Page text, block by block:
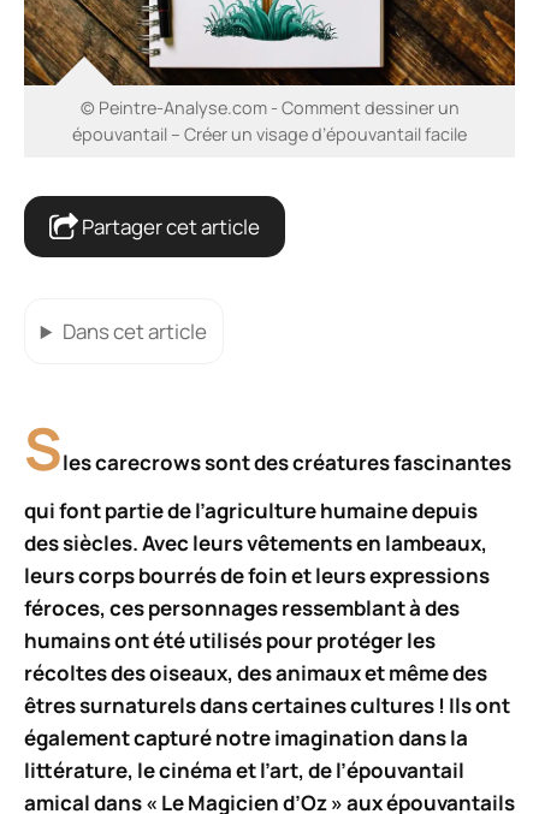
© Peintre-Analyse.com - Comment dessiner un
épouvantail – Créer un visage d’épouvantail facile
Partager cet article
Dans cet article
Sles carecrows sont des créatures fascinantes
qui font partie de l’agriculture humaine depuis
des siècles. Avec leurs vêtements en lambeaux,
leurs corps bourrés de foin et leurs expressions
féroces, ces personnages ressemblant à des
humains ont été utilisés pour protéger les
récoltes des oiseaux, des animaux et même des
êtres surnaturels dans certaines cultures ! Ils ont
également capturé notre imagination dans la
littérature, le cinéma et l’art, de l’épouvantail
amical dans « Le Magicien d’Oz » aux épouvantails